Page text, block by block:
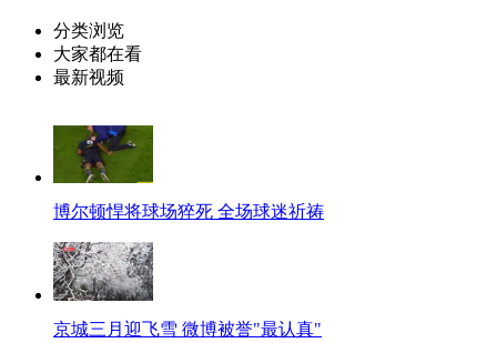
分类浏览
大家都在看
最新视频
博尔顿悍将球场猝死 全场球迷祈祷
京城三月迎飞雪 微博被誉"最认真"